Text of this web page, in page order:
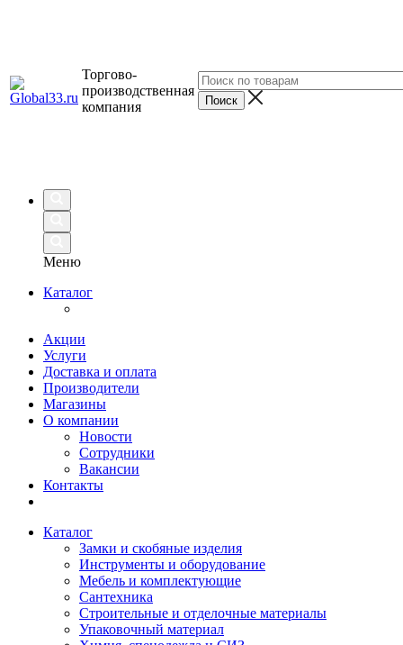
Торгово-
производственная
компания
Меню
Каталог
Акции
Услуги
Доставка и оплата
Производители
Магазины
О компании
Новости
Сотрудники
Вакансии
Контакты
Каталог
Замки и скобяные изделия
Инструменты и оборудование
Мебель и комплектующие
Сантехника
Строительные и отделочные материалы
Упаковочный материал